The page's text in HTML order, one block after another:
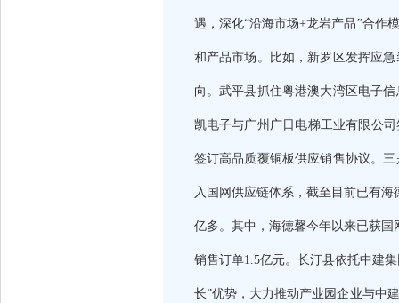
遇，深化“沿海市场+龙岩产品”合作
和产品市场。比如，新罗区发挥应
向。武平县抓住粤港澳大湾区电子
凯电子与广州广日电梯工业有限公
签订高品质覆铜板供应销售协议。
入国网供应链体系，截至目前已有
亿多。其中，海德馨今年以来已获
销售订单1.5亿元。长汀县依托中建
长”优势，大力推动产业园企业与中